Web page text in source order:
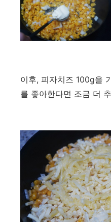
이후, 피자치즈 100g을
를 좋아한다면 조금 더